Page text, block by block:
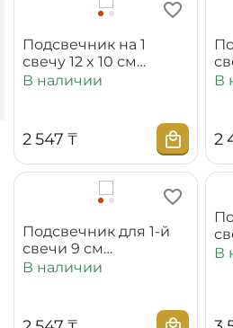
Подсвечник на 1
свечу 12 x 10 см
WL‑888974/A
В наличии
2 547 ₸
В
2
Подсвечник для 1-й
свечи 9 см
WL‑888904/A
В наличии
В